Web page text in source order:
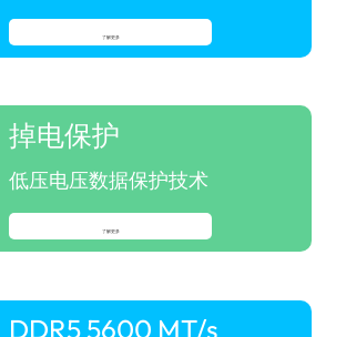
了解更多
掉电保护
低压电压数据保护技术
了解更多
DDR5 5600 MT/s